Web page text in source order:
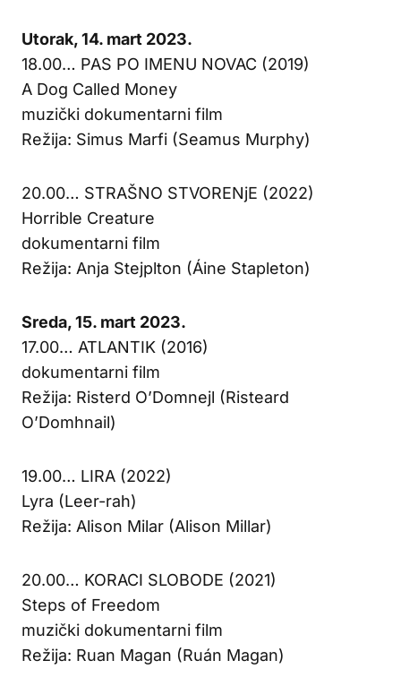
Utorak, 14. mart 2023.
18.00… PAS PO IMENU NOVAC (2019)
A Dog Called Money
muzički dokumentarni film
Režija: Simus Marfi (Seamus Murphy)
20.00… STRAŠNO STVORENjE (2022)
Horrible Creature
dokumentarni film
Režija: Anja Stejplton (Áine Stapleton)
Sreda, 15. mart 2023.
17.00… ATLANTIK (2016)
dokumentarni film
Režija: Risterd O’Domnejl (Risteard
O’Domhnail)
19.00… LIRA (2022)
Lyra (Leer-rah)
Režija: Alison Milar (Alison Millar)
20.00… KORACI SLOBODE (2021)
Steps of Freedom
muzički dokumentarni film
Režija: Ruan Magan (Ruán Magan)